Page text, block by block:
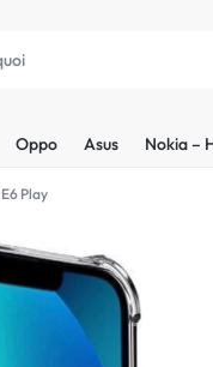
Oppo Asus Nokia –
Play